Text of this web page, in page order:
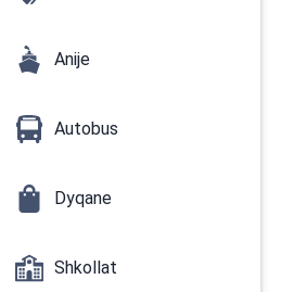
Anije
Autobus
Dyqane
Shkollat